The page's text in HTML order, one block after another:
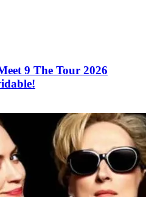
9 The Tour 2026